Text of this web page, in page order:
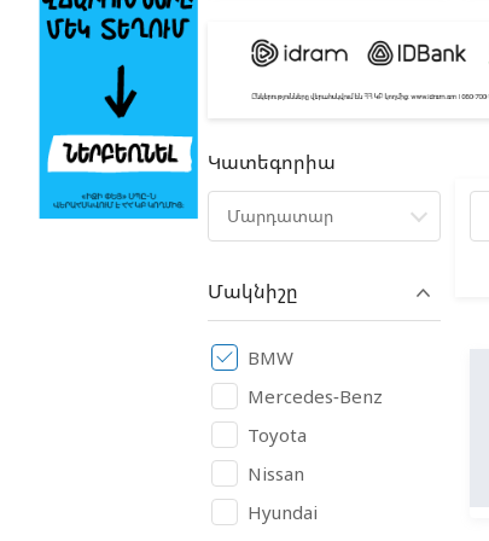
Կատեգորիա
Մարդատար
Մակնիշը
BMW
Mercedes-Benz
Toyota
Nissan
Hyundai